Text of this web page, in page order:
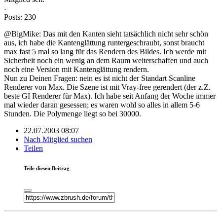
-
Posts: 230
@BigMike: Das mit den Kanten sieht tatsächlich nicht sehr schön
aus, ich habe die Kantenglättung runtergeschraubt, sonst braucht
max fast 5 mal so lang für das Rendern des Bildes. Ich werde mit
Sicherheit noch ein wenig an dem Raum weiterschaffen und auch
noch eine Version mit Kantenglättung rendern.
Nun zu Deinen Fragen: nein es ist nicht der Standart Scanline
Renderer von Max. Die Szene ist mit Vray-free gerendert (der z.Z.
beste GI Renderer für Max). Ich habe seit Anfang der Woche immer
mal wieder daran gesessen; es waren wohl so alles in allem 5-6
Stunden. Die Polymenge liegt so bei 30000.
22.07.2003 08:07
Nach Mitglied suchen
Teilen
Teile diesen Beitrag